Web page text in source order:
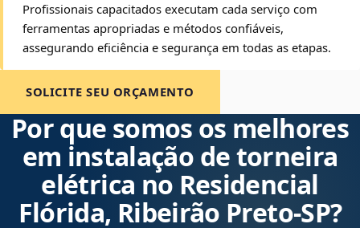
Profissionais capacitados executam cada serviço com
ferramentas apropriadas e métodos confiáveis,
assegurando eficiência e segurança em todas as etapas.
SOLICITE SEU ORÇAMENTO
Por que somos os melhores
em instalação de torneira
elétrica no Residencial
Flórida, Ribeirão Preto‑SP?